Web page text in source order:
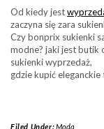
Od kiedy jest
zaczyna się zara
Czy bonprix sukienki
modne? jaki jest butik
sukienki wyprzedaż,
gdzie kupić
Filed Under:Moda